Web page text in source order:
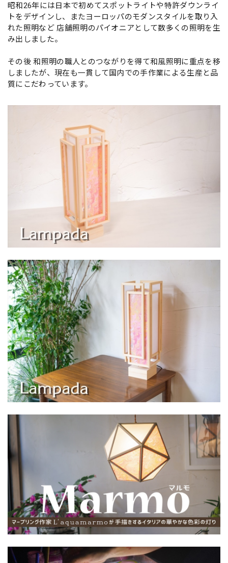
昭和26年には日本で初めてスポットライトや特許ダウンライ
トをデザインし、またヨーロッパのモダンスタイルを取り入
れた照明など 店舗照明のパイオニアとして数多くの照明を生
み出しました。
その後 和照明の職人とのつながりを得て和風照明に重点を移
しましたが、現在も一貫して国内での手作業による生産と品
質にこだわっています。